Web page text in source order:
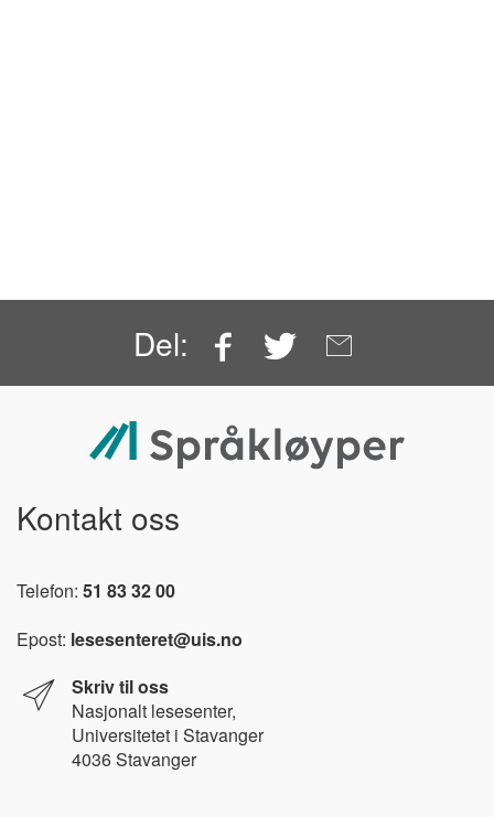
Del: Facebook
Twitter
Kontakt oss
Telefon: 51 83 32 00
Epost: lesesenteret@uis.no
Skriv til oss
Nasjonalt lesesenter,
Universitetet i Stavanger
4036 Stavanger